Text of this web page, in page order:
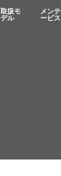
取扱モ
デル
メン
ービス